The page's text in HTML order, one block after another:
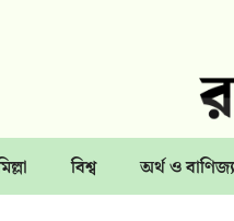
বিশ্ব অর্থ ও বাণিজ্য